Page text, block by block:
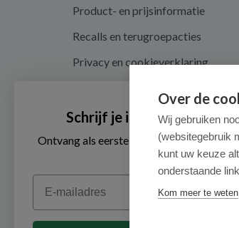
Product- en prijsinformatie
Recalls en terugroepacties
Privacy en cookieverklaring
Algemene voorwaarden
Herroepingsrecht en retouren
Over de
Wij gebruiken
(websitegebruik
kunt uw keuze
onderstaande
Kom meer te weten
Schrijf je in voor onze
Ontvang als eerste de beste
advies
Email